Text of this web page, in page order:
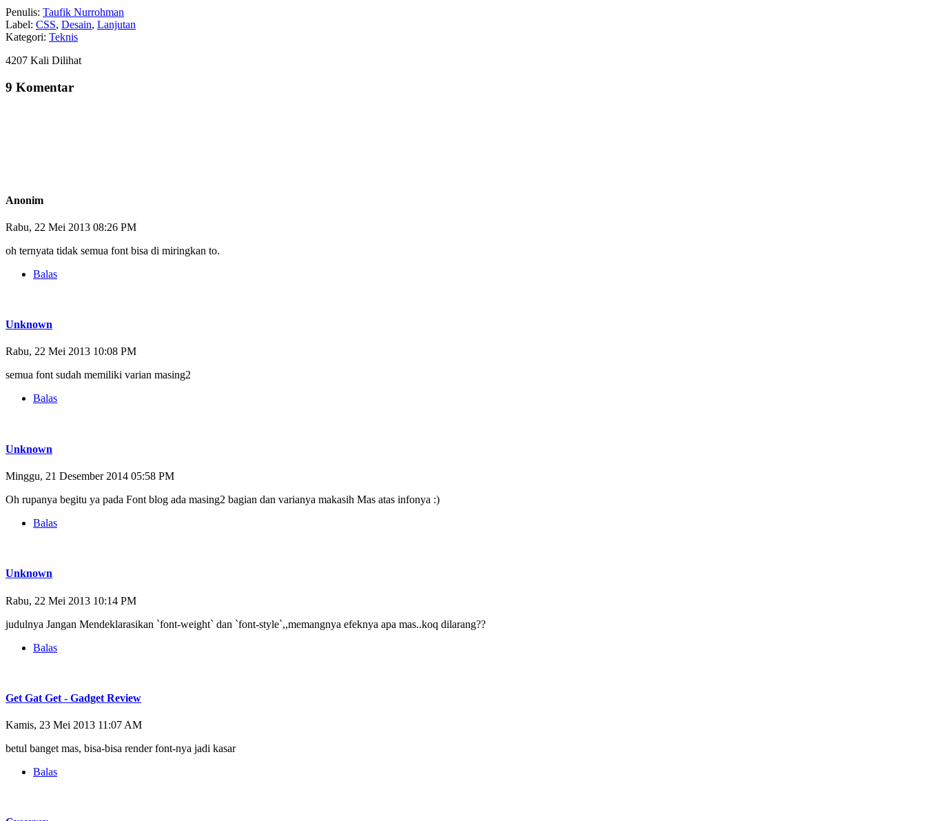
Penulis: Taufik Nurrohman
Label: CSS, Desain, Lanjutan
Kategori: Teknis
4207 Kali Dilihat
9 Komentar
Anonim
Rabu, 22 Mei 2013 08:26 PM
oh ternyata tidak semua font bisa di miringkan to.
Balas
Unknown
Rabu, 22 Mei 2013 10:08 PM
semua font sudah memiliki varian masing2
Balas
Unknown
Minggu, 21 Desember 2014 05:58 PM
Oh rupanya begitu ya pada Font blog ada masing2 bagian dan varianya makasih Mas atas infonya :)
Balas
Unknown
Rabu, 22 Mei 2013 10:14 PM
judulnya Jangan Mendeklarasikan `font-weight` dan `font-style`,,memangnya efeknya apa mas..koq dilarang??
Balas
Get Gat Get - Gadget Review
Kamis, 23 Mei 2013 11:07 AM
betul banget mas, bisa-bisa render font-nya jadi kasar
Balas